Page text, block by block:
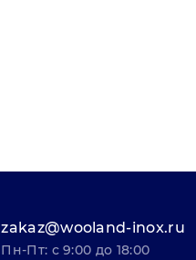
zakaz@wooland-inox.ru
Пн-Пт: с 9:00 до 18:00